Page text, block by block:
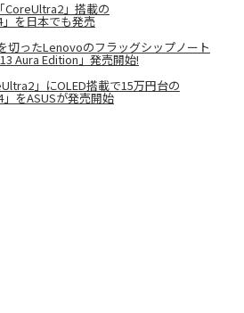
CoreUltra2」搭載の
を日本でも発売
切ったLenovoのフラッグシップノート
Aura Edition」発売開始!
」にOLED搭載で15万円台の
をASUSが発売開始